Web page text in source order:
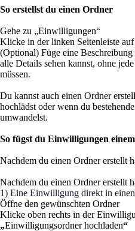
So erstellst du einen Ordner
Gehe zu „Einwilligungen“
Klicke in der linken Seitenleiste
(Optional) Füge eine
alle Details sehen kannst, ohne
müssen.
Du kannst auch einen Ordner
hochlädst oder wenn du
umwandelst.
So fügst du Einwilligungen
Nachdem du einen Ordner erstellt
Nachdem du einen Ordner erstellt
1) Eine Einwilligung direkt in
Öffne den gewünschten Ordner
Klicke oben rechts in der
„Einwilligungsordner hochladen“